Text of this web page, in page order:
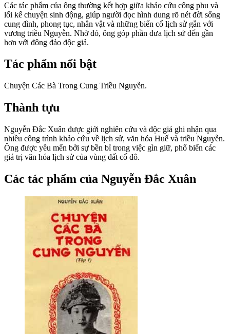
Các tác phẩm của ông thường kết hợp giữa khảo cứu công phu và
lối kể chuyện sinh động, giúp người đọc hình dung rõ nét đời sống
cung đình, phong tục, nhân vật và những biến cố lịch sử gắn với
vương triều Nguyễn. Nhờ đó, ông góp phần đưa lịch sử đến gần
hơn với đông đảo độc giả.
Tác phẩm nổi bật
Chuyện Các Bà Trong Cung Triều Nguyễn.
Thành tựu
Nguyễn Đắc Xuân được giới nghiên cứu và độc giả ghi nhận qua
nhiều công trình khảo cứu về lịch sử, văn hóa Huế và triều Nguyễn.
Ông được yêu mến bởi sự bền bỉ trong việc gìn giữ, phổ biến các
giá trị văn hóa lịch sử của vùng đất cố đô.
Các tác phẩm của Nguyễn Đắc Xuân